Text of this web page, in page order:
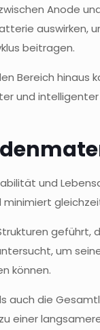
Anode
auswirken,
beitragen.
Bereich
und
und
geführt,
um
können.
die
einer